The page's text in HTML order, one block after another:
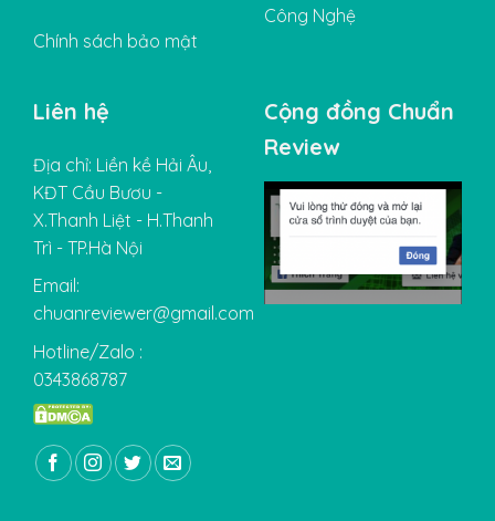
Chính sách bảo mật
Công Nghệ
Liên hệ
Địa chỉ: Liền kề Hải Âu,
KĐT Cầu Bươu -
X.Thanh Liệt - H.Thanh
Trì - TP.Hà Nội
Email:
chuanreviewer@gmail.com
Hotline/Zalo :
0343868787
Cộng đồng Chuẩn
Review